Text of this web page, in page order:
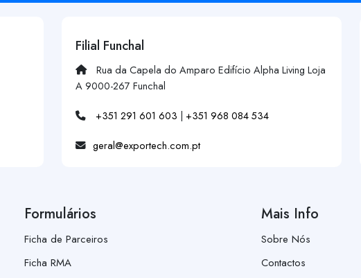
Filial Funchal
Rua da Capela do Amparo Edifício Alpha Living Loja
A 9000-267 Funchal
+351 291 601 603 | +351 968 084 534
geral@exportech.com.pt
Formulários
Ficha de Parceiros
Ficha RMA
Mais Info
Sobre Nós
Contactos